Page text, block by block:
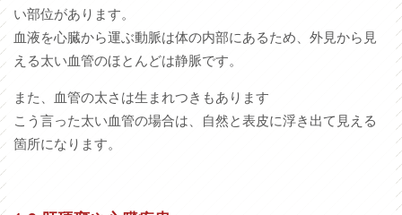
い部位があります。
血液を心臓から運ぶ動脈は体の内部にあるため、外見から見
える太い血管のほとんどは静脈です。
また、血管の太さは生まれつきもあります
こう言った太い血管の場合は、自然と表皮に浮き出て見える
箇所になります。